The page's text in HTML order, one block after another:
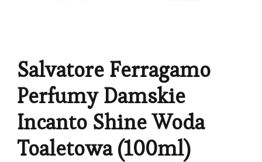
Salvatore Ferragamo
Perfumy Damskie
Incanto Shine Woda
Toaletowa (100ml)